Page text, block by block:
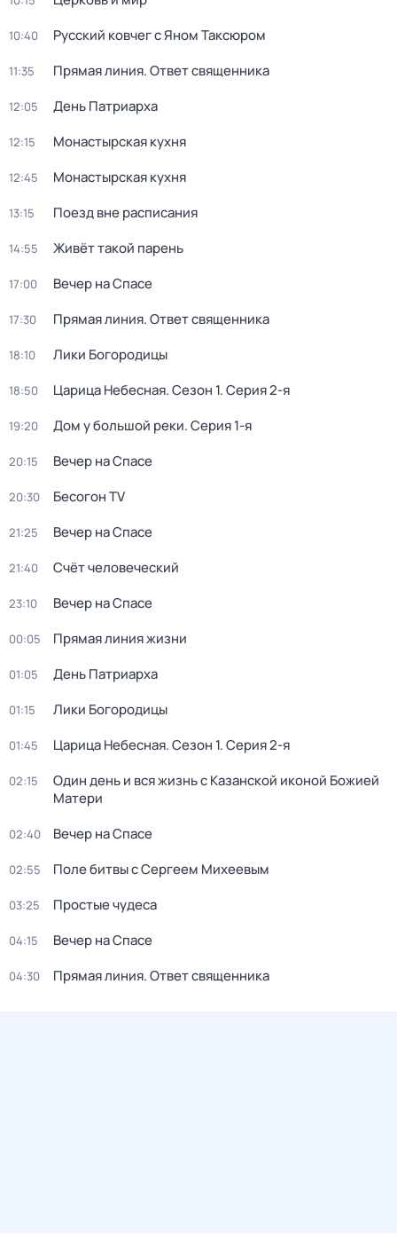
10:40 Русский ковчег с Яном Таксюром
11:35 Прямая линия. Ответ священника
12:05 День Патриарха
12:15 Монaстыpская кухня
12:45 Монaстыpская кухня
13:15 Поезд вне расписания
14:55 Живёт такой парень
17:00 Вечер на Спасе
17:30 Прямая линия. Ответ священника
18:10 Лики Богородицы
18:50 Царица Небесная. Сезон 1. Серия 2-я
19:20 Дом у большой реки. Серия 1-я
20:15 Вечер на Спасе
20:30 Бесогон TV
21:25 Вечер на Спасе
21:40 Счёт человеческий
23:10 Вечер на Спасе
00:05 Прямая линия жизни
01:05 День Патриарха
01:15 Лики Богородицы
01:45 Царица Небесная. Сезон 1. Серия 2-я
02:15
Один день и вся жизнь с Казанской иконой Божией
Матери
02:40 Вечер на Спасе
02:55 Поле битвы с Сергеем Михеевым
03:25 Простые чудеса
04:15 Вечер на Спасе
04:30 Прямая линия. Ответ священника